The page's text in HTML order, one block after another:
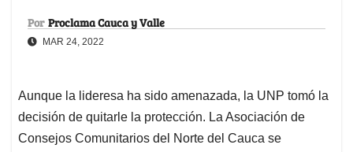
Por Proclama Cauca y Valle
MAR 24, 2022
Aunque la lideresa ha sido amenazada, la UNP tomó la
decisión de quitarle la protección. La Asociación de
Consejos Comunitarios del Norte del Cauca se